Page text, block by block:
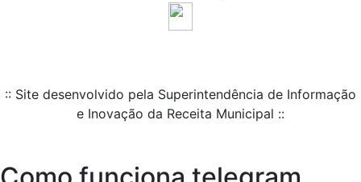
:: Site desenvolvido pela Superintendência de Informação
e Inovação da Receita Municipal ::